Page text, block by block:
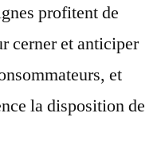
profitent de
cerner et anticiper
et
la disposition de